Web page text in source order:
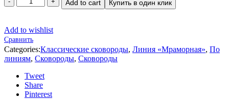
Add to cart Купить в один клик
Add to wishlist
Сравнить
Categories:Классические сковороды, Линия «Мраморная», По
линиям, Сковороды, Сковороды
Tweet
Share
Pinterest